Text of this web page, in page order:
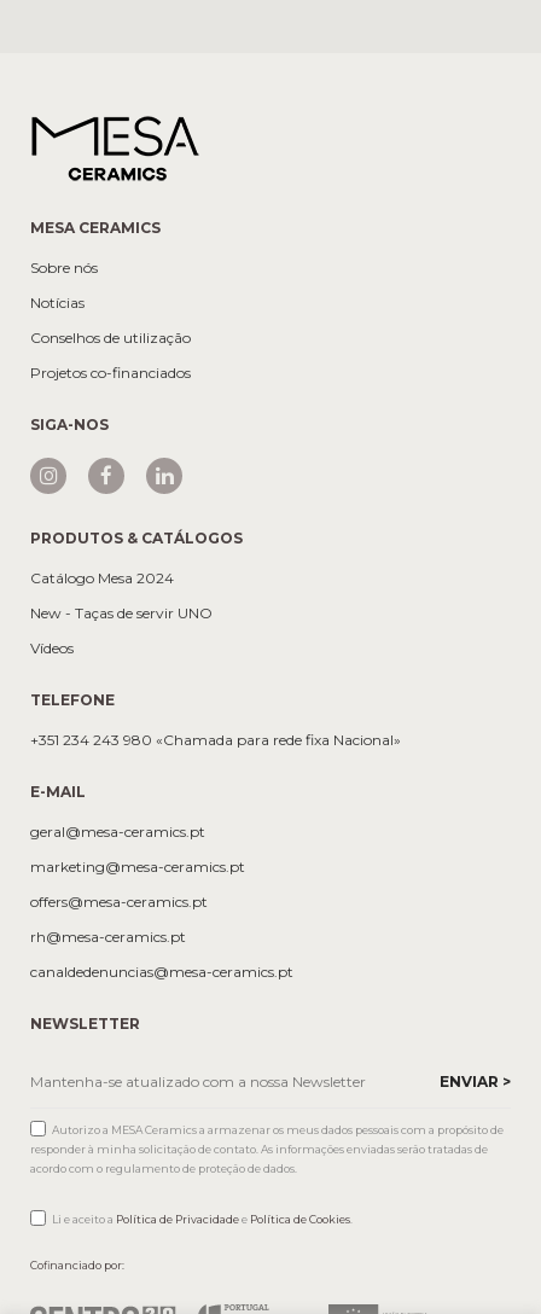
MESA CERAMICS
Sobre nós
Notícias
Conselhos de utilização
Projetos co-financiados
SIGA-NOS
PRODUTOS & CATÁLOGOS
Catálogo Mesa 2024
New - Taças de servir UNO
Vídeos
TELEFONE
+351 234 243 980 «Chamada para rede fixa Nacional»
E-MAIL
geral@mesa-ceramics.pt
marketing@mesa-ceramics.pt
offers@mesa-ceramics.pt
rh@mesa-ceramics.pt
canaldedenuncias@mesa-ceramics.pt
NEWSLETTER
Autorizo a MESA Ceramics a armazenar os meus dados pessoais com a propósito de
responder à minha solicitação de contato. As informações enviadas serão tratadas de
acordo com o regulamento de proteção de dados.
Li e aceito a Política de Privacidadee Política de Cookies
Cofinanciado por: